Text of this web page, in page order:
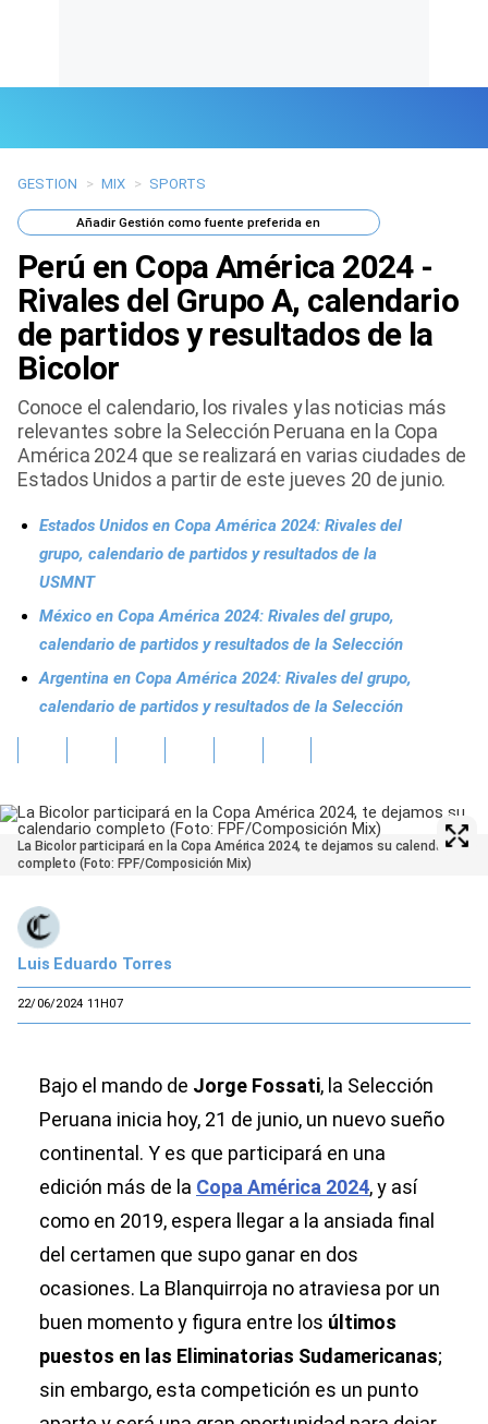
Últimas Noticias
Mi Bolsillo
Respuestas
Gente
Tendencias Mix
Sports
GESTION > MIX > SPORTS
AñadirGestión como fuente preferida en
Perú en Copa América 2024 -
Rivales del Grupo A, calendario
de partidos y resultados de la
Bicolor
Conoce el calendario, los rivales y las noticias más
relevantes sobre la Selección Peruana en la Copa
América 2024 que se realizará en varias ciudades de
Estados Unidos a partir de este jueves 20 de junio.
Estados Unidos en Copa América 2024: Rivales del
grupo, calendario de partidos y resultados de la
USMNT
México en Copa América 2024: Rivales del grupo,
calendario de partidos y resultados de la Selección
Argentina en Copa América 2024: Rivales del grupo,
calendario de partidos y resultados de la Selección
La Bicolor participará en la Copa América 2024, te dejamos su calendario
completo (Foto: FPF/Composición Mix)
Luis Eduardo Torres
22/06/2024 11H07
Bajo el mando de Jorge Fossati, la Selección
Peruana inicia hoy, 21 de junio, un nuevo sueño
continental. Y es que participará en una
edición más de la Copa América 2024, y así
como en 2019, espera llegar a la ansiada final
del certamen que supo ganar en dos
ocasiones. La Blanquirroja no atraviesa por un
buen momento y figura entre los últimos
puestos en las Eliminatorias Sudamericanas;
sin embargo, esta competición es un punto